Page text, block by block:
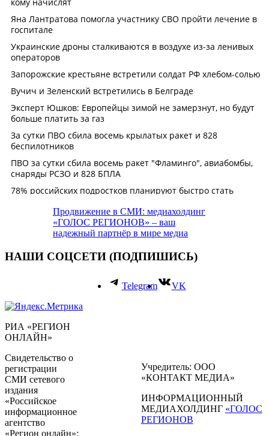
Продвижение в СМИ: медиахолдинг
«ГОЛОС РЕГИОНОВ» – ваш
надежный партнёр в мире медиа
НАШИ СОЦСЕТИ (ПОДПИШИСЬ)
Telegram VK
РИА «РЕГИОН
ОНЛАЙН»
Свидетельство о
регистрации
СМИ сетевого
издания
«Российское
информационное
агентство
«Регион онлайн»:
Учредитель: ООО
«КОНТАКТ МЕДИА»
ИНФОРМАЦИОННЫЙ
МЕДИАХОЛДИНГ «ГОЛОС
РЕГИОНОВ